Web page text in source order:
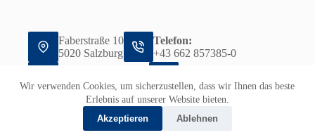
Wir verwenden Cookies, um sicherzustellen, dass wir Ihnen das beste
Erlebnis auf unserer Website bieten.
Akzeptieren
Ablehnen
Faberstraße 10
5020 Salzburg
Telefon:
+43 662 857385-0
+43 662 857385–31
office@efs-ag.at
Datenschutz
Impressum